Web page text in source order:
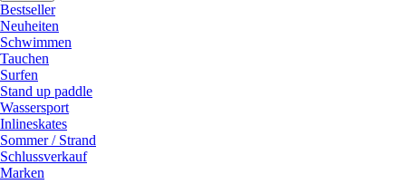
Bestseller
Neuheiten
Schwimmen
Tauchen
Surfen
Stand up paddle
Wassersport
Inlineskates
Sommer / Strand
Schlussverkauf
Marken